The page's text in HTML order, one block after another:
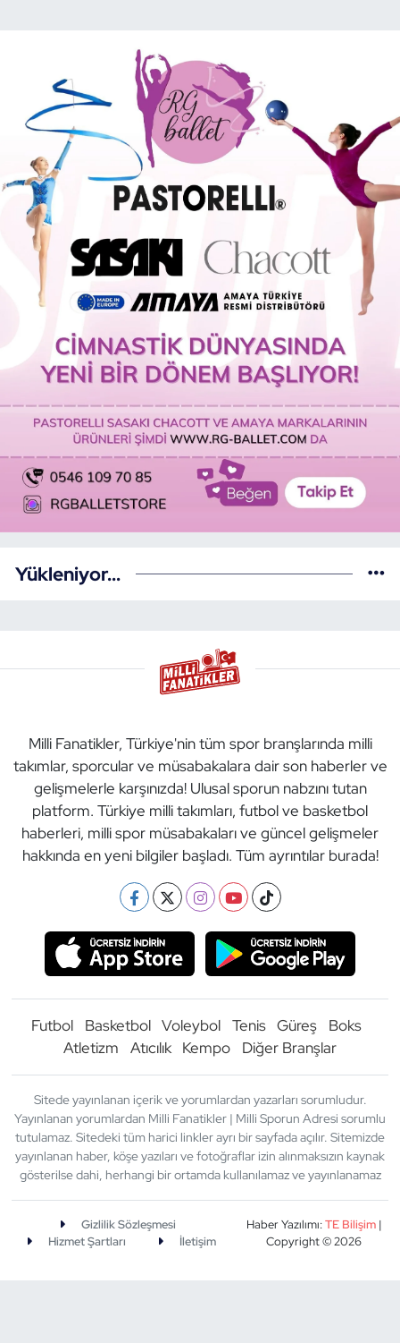
Yükleniyor...
Milli Fanatikler, Türkiye'nin tüm spor branşlarında milli
takımlar, sporcular ve müsabakalara dair son haberler ve
gelişmelerle karşınızda! Ulusal sporun nabzını tutan
platform. Türkiye milli takımları, futbol ve basketbol
haberleri, milli spor müsabakaları ve güncel gelişmeler
hakkında en yeni bilgiler başladı. Tüm ayrıntılar burada!
Futbol Basketbol Voleybol Tenis Güreş
Boks
Atletizm
Atıcılık Kempo Diğer Branşlar
Sitede yayınlanan içerik ve yorumlardan yazarları sorumludur.
Yayınlanan yorumlardan Milli Fanatikler | Milli Sporun Adresi sorumlu
tutulamaz. Sitedeki tüm harici linkler ayrı bir sayfada açılır. Sitemizde
yayınlanan haber, köşe yazıları ve fotoğraflar izin alınmaksızın kaynak
gösterilse dahi, herhangi bir ortamda kullanılamaz ve yayınlanamaz
Gizlilik Sözleşmesi
Hizmet Şartları
İletişim
Haber Yazılımı:TE Bilişim|
Copyright © 2026